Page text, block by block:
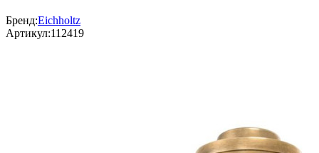
Бренд:Eichholtz
Артикул:112419